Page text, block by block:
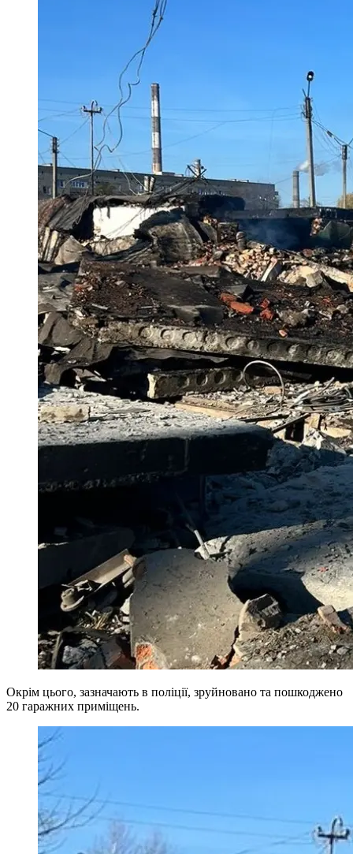
Окрім цього, зазначають в поліції, зруйновано та пошкоджено
20 гаражних приміщень.